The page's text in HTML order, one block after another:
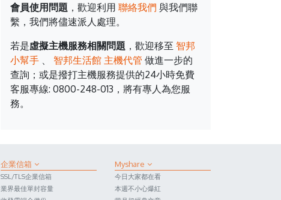
會員使用問題 ，歡迎利用 聯絡我們 與我們聯
繫，我們將儘速派人處理。
若是虛擬主機服務相關問題 ，歡迎移至 智邦
小幫手
智邦生活館 主機代管 做進一步的
查詢；或是撥打主機服務提供的24小時免費
客服專線: 0800-248-013，將有專人為您服
務。
企業信箱
SSL/TLS企業信箱
業界最佳單封容量
Myshare
今日大家都在看
本週不小心爆紅